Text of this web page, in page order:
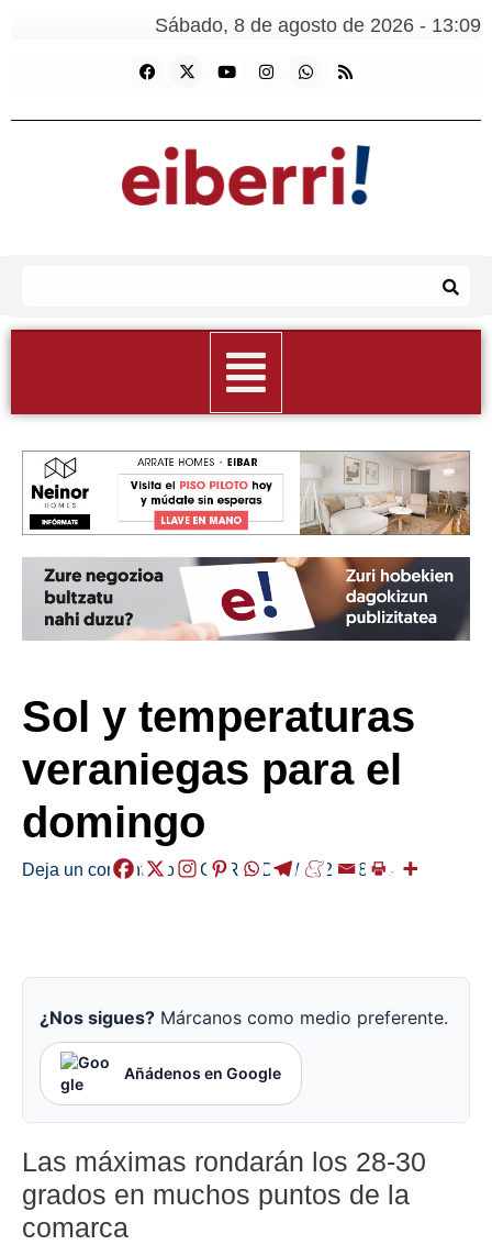
Sábado, 8 de agosto de 2026 - 13:09
Sol y temperaturas
veraniegas para el
domingo
Deja un comentario /EGURALDIA/ 2024-08-04
¿Nos sigues? Márcanos como medio preferente.
Añádenos en Google
Las máximas rondarán los 28-30
grados en muchos puntos de la
comarca